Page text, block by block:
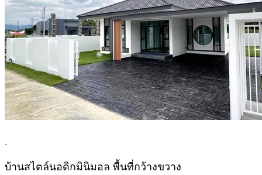
.
บ้านสไตล์นอดิกมินิมอล พื้นที่กว้างขวาง